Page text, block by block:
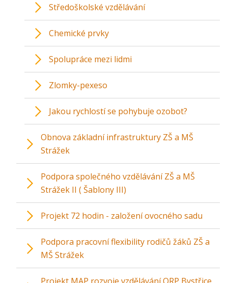
Středoškolské vzdělávání
Chemické prvky
Spolupráce mezi lidmi
Zlomky-pexeso
Jakou rychlostí se pohybuje ozobot?
Obnova základní infrastruktury ZŠ a MŠ
Strážek
Podpora společného vzdělávání ZŠ a MŠ
Strážek II ( Šablony III)
Projekt 72 hodin - založení ovocného sadu
Podpora pracovní flexibility rodičů žáků ZŠ a
MŠ Strážek